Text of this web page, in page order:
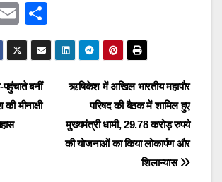
M
E
m
ail
h
ar
ऋषिकेश में अखिल भारतीय महापौर
परिषद की बैठक में शामिल हुए
मुख्यमंत्री धामी, 29.78 करोड़ रुपये
की योजनाओं का किया लोकार्पण और
शिलान्यास
बनीं
मीनाक्षी